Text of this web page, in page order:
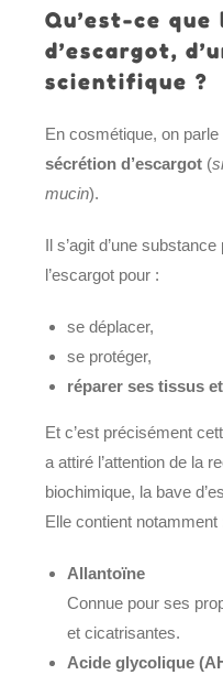
Qu’est-ce que
d’escargot,
scientifique ?
En cosmétique, on
sécrétion d’escargot (
mucin).
Il s’agit d’une
l’escargot pour :
se déplacer,
se protéger,
réparer ses tissus
Et c’est précisément
a attiré l’attention de la
biochimique, la bave
Elle contient notamment
Allantoïne
Connue pour ses
et cicatrisantes.
Acide glycolique